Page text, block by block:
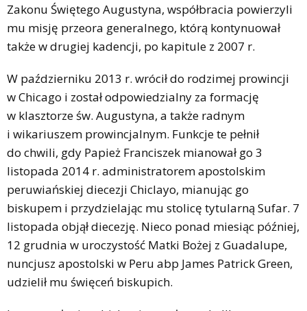
Zakonu Świętego Augustyna, współbracia powierzyli
mu misję przeora generalnego, którą kontynuował
także w drugiej kadencji, po kapitule z 2007 r.
W październiku 2013 r. wrócił do rodzimej prowincji
w Chicago i został odpowiedzialny za formację
w klasztorze św. Augustyna, a także radnym
i wikariuszem prowincjalnym. Funkcje te pełnił
do chwili, gdy Papież Franciszek mianował go 3
listopada 2014 r. administratorem apostolskim
peruwiańskiej diecezji Chiclayo, mianując go
biskupem i przydzielając mu stolicę tytularną Sufar. 7
listopada objął diecezję. Nieco ponad miesiąc później,
12 grudnia w uroczystość Matki Bożej z Guadalupe,
nuncjusz apostolski w Peru abp James Patrick Green,
udzielił mu święceń biskupich.